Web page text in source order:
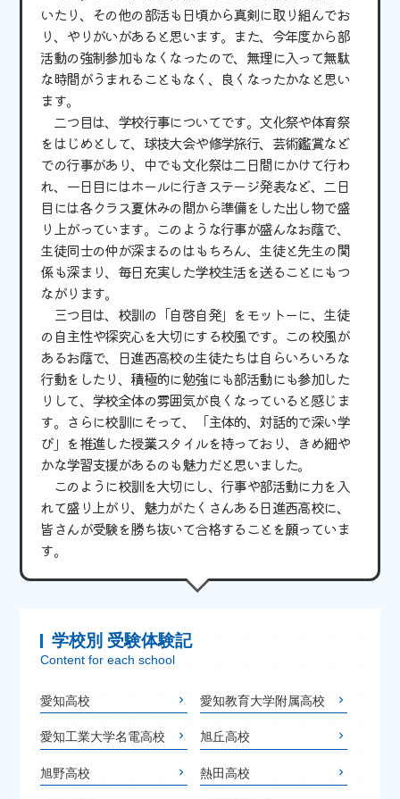
いたり、その他の部活も日頃から真剣に取り組んでお
り、やりがいがあると思います。また、今年度から部
活動の強制参加もなくなったので、無理に入って無駄
な時間がうまれることもなく、良くなったかなと思い
ます。
二つ目は、学校行事についてです。文化祭や体育祭
をはじめとして、球技大会や修学旅行、芸術鑑賞など
での行事があり、中でも文化祭は二日間にかけて行わ
れ、一日目にはホールに行きステージ発表など、二日
目には各クラス夏休みの間から準備をした出し物で盛
り上がっています。このような行事が盛んなお蔭で、
生徒同士の仲が深まるのはもちろん、生徒と先生の関
係も深まり、毎日充実した学校生活を送ることにもつ
ながります。
三つ目は、校訓の「自啓自発」をモットーに、生徒
の自主性や探究心を大切にする校風です。この校風が
あるお蔭で、日進西高校の生徒たちは自らいろいろな
行動をしたり、積極的に勉強にも部活動にも参加した
りして、学校全体の雰囲気が良くなっていると感じま
す。さらに校訓にそって、「主体的、対話的で深い学
び」を推進した授業スタイルを持っており、きめ細や
かな学習支援があるのも魅力だと思いました。
このように校訓を大切にし、行事や部活動に力を入
れて盛り上がり、魅力がたくさんある日進西高校に、
皆さんが受験を勝ち抜いて合格することを願っていま
す。
学校別 受験体験記
Content for each school
愛知高校 愛知教育大学附属高校
愛知工業大学名電高校 旭丘高校
旭野高校 熱田高校